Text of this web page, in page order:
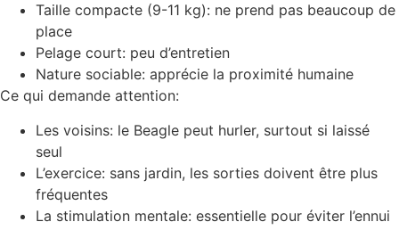
Taille compacte (9-11 kg): ne prend pas beaucoup de
place
Pelage court: peu d’entretien
Nature sociable: apprécie la proximité humaine
Ce qui demande attention:
Les voisins: le Beagle peut hurler, surtout si laissé
seul
L’exercice: sans jardin, les sorties doivent être plus
fréquentes
La stimulation mentale: essentielle pour éviter l’ennui